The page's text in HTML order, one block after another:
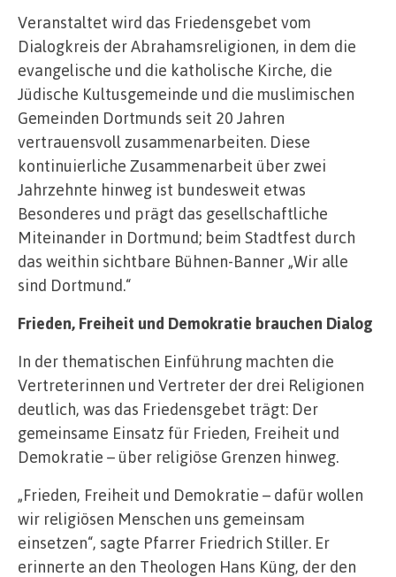
Veranstaltet wird das Friedensgebet vom
Dialogkreis der Abrahamsreligionen, in dem die
evangelische und die katholische Kirche, die
Jüdische Kultusgemeinde und die muslimischen
Gemeinden Dortmunds seit 20 Jahren
vertrauensvoll zusammenarbeiten. Diese
kontinuierliche Zusammenarbeit über zwei
Jahrzehnte hinweg ist bundesweit etwas
Besonderes und prägt das gesellschaftliche
Miteinander in Dortmund; beim Stadtfest durch
das weithin sichtbare Bühnen-Banner „Wir alle
sind Dortmund.“
Frieden, Freiheit und Demokratie brauchen Dialog
In der thematischen Einführung machten die
Vertreterinnen und Vertreter der drei Religionen
deutlich, was das Friedensgebet trägt: Der
gemeinsame Einsatz für Frieden, Freiheit und
Demokratie – über religiöse Grenzen hinweg.
„Frieden, Freiheit und Demokratie – dafür wollen
wir religiösen Menschen uns gemeinsam
einsetzen“, sagte Pfarrer Friedrich Stiller. Er
erinnerte an den Theologen Hans Küng, der den